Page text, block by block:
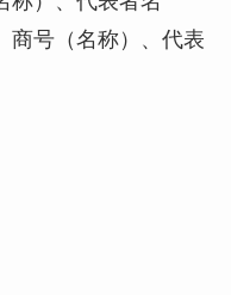
商号（名称）、代表